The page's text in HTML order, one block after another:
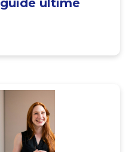
ultime